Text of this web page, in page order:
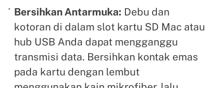
Bersihkan Antarmuka: Debu dan
kotoran di dalam slot kartu SD Mac atau
hub USB Anda dapat mengganggu
transmisi data. Bersihkan kontak emas
pada kartu dengan lembut